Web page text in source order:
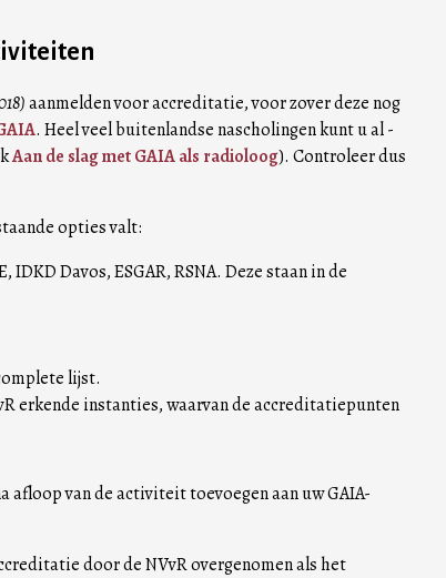
aanmelden voor accreditatie, voor zover deze nog
. Heel veel buitenlandse nascholingen kunt u al -
Aan de slag met GAIA als radioloog). Controleer dus
opties valt:
Davos, ESGAR, RSNA. Deze staan in de
lijst.
erkende instanties, waarvan de accreditatiepunten
afloop van de activiteit toevoegen aan uw GAIA-
door de NVvR overgenomen als het